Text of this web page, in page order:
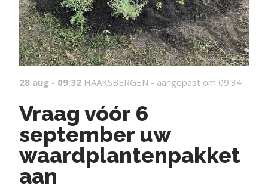
28 aug - 09:32 HAAKSBERGEN - aangepast om 09:34
Vraag vóór 6
september uw
waardplantenpakket
aan